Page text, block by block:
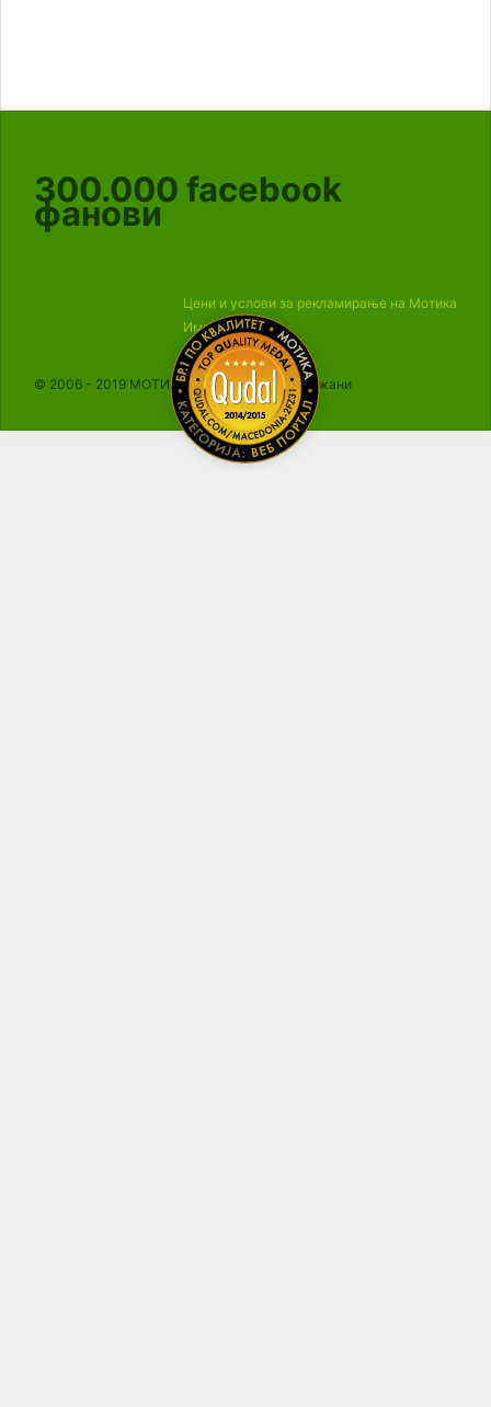
300.000 facebook
фанови
Цени и услови за рекламирање на Мотика
Импресум
© 2006 - 2019 МОТИКА, Сите права се задржани